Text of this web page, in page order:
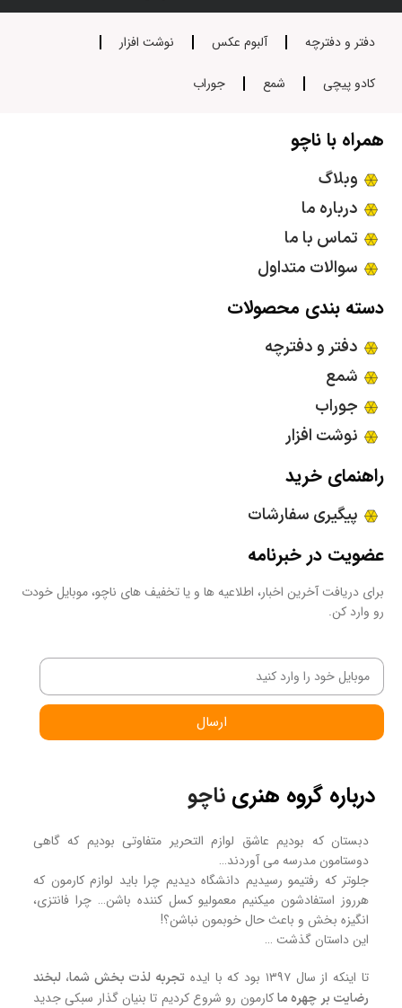
دفتر و دفترچه آلبوم عکس نوشت افزار
کادو پیچی شمع جوراب
همراه با ناچو
وبلاگ
درباره ما
تماس با ما
سوالات متداول
دسته بندی محصولات
دفتر و دفترچه
شمع
جوراب
نوشت افزار
راهنمای خرید
پیگیری سفارشات
عضویت در خبرنامه
برای دریافت آخرین اخبار، اطلاعیه ها و یا تخفیف های ناچو، موبایل خودت
رو وارد کن.
ارسال
درباره گروه هنری ناچو
دبستان که بودیم عاشق لوازم التحریر متفاوتی بودیم که گاهی
دوستامون مدرسه می آوردند…
جلوتر که رفتیمو رسیدیم دانشگاه دیدیم چرا باید لوازم کارمون که
هرروز استفادشون میکنیم معمولیو کسل کننده باشن… چرا فانتزی،
انگیزه بخش و باعث حال خوبمون نباشن؟!
این داستان گذشت …
تا اینکه از سال ۱۳۹۷ بود که با ایده
تجربه لذت بخش شما، لبخند
رضایت بر چهره ماکارمون رو شروع کردیم تا بنیان گذار سبکی جدید